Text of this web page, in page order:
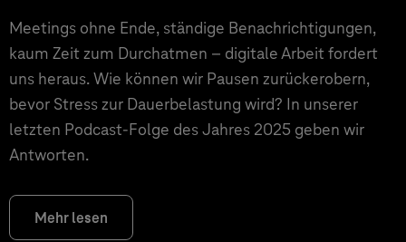
Meetings ohne Ende, ständige Benachrichtigungen,
kaum Zeit zum Durchatmen – digitale Arbeit fordert
uns heraus. Wie können wir Pausen zurückerobern,
bevor Stress zur Dauerbelastung wird? In unserer
letzten Podcast-Folge des Jahres 2025 geben wir
Antworten.
Mehr lesen